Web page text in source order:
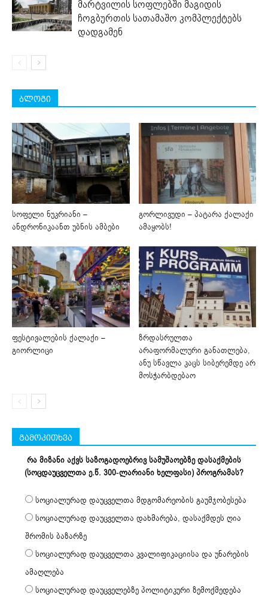
მარტვილის სოფლებში მაგიდის
ჩოგბურთის სათამაშო კომპლექტებს
დადგამენ
ბლოგი
სოფელი ნუკრიანი –
ანდრონიკაანთ უბნის ამბები
გორლივუდი – პატარა ქალაქი
ამაყობს!
ფესტივალების ქალაქი –
გიორლიცი
ზრდასრულთა
არაფორმალური განათლება,
ანუ სწავლა კაცს სიბერემდე არ
მოსჭარბდებაო
გამოკითხვა
რა მიზანი აქვს საზოგადოებრივ სამუშაოებზე დასაქმების
(სოცდაუცველთა ე.წ. 300-ლარიანი ხელფასი) პროგრამას?
სოციალურად დაუცველთა მდგომარეობის გაუმჯობესება
სოციალურად დაუცველთა დახმარება, დასაქმდეს ღია
შრომის ბაზარზე
სოციალურად დაუცველთა კვალიფიკაციისა და უნარების
ამაღლება
სოციალურად დაუცველებზე პოლიტიკური ზემოქმედება